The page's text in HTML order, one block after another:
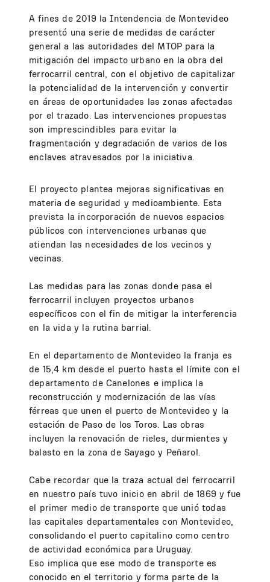
A fines de 2019 la Intendencia de Montevideo
presentó una serie de medidas de carácter
general a las autoridades del MTOP para la
mitigación del impacto urbano en la obra del
ferrocarril central, con el objetivo de capitalizar
la potencialidad de la intervención y convertir
en áreas de oportunidades las zonas afectadas
por el trazado. Las intervenciones propuestas
son imprescindibles para evitar la
fragmentación y degradación de varios de los
enclaves atravesados por la iniciativa.
El proyecto plantea mejoras significativas en
materia de seguridad y medioambiente. Esta
prevista la incorporación de nuevos espacios
públicos con intervenciones urbanas que
atiendan las necesidades de los vecinos y
vecinas.
Las medidas para las zonas donde pasa el
ferrocarril incluyen proyectos urbanos
específicos con el fin de mitigar la interferencia
en la vida y la rutina barrial.
En el departamento de Montevideo la franja es
de 15,4 km desde el puerto hasta el límite con el
departamento de Canelones e implica la
reconstrucción y modernización de las vías
férreas que unen el puerto de Montevideo y la
estación de Paso de los Toros. Las obras
incluyen la renovación de rieles, durmientes y
balasto en la zona de Sayago y Peñarol.
Cabe recordar que la traza actual del ferrocarril
en nuestro país tuvo inicio en abril de 1869 y fue
el primer medio de transporte que unió todas
las capitales departamentales con Montevideo,
consolidando el puerto capitalino como centro
de actividad económica para Uruguay.
Eso implica que ese modo de transporte es
conocido en el territorio y forma parte de la